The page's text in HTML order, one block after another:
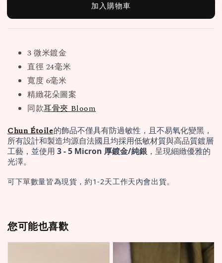
加入購物車
3 微米鍍金
直徑 24毫米
寬度 6毫米
精緻花朵圖案
同款耳骨夾 Bloom
Chun Étoile的飾品不僅具有防過敏性，且不易氧化變黑，
所有設計和製造均源自法國且均採用低敏材質與高品質鍍層
工藝，並使用 3 - 5 Micron 厚鍍金/純銀 ，呈現細緻優雅的
光澤。
可下單數量皆為現貨，約1-2天工作天內會出貨。
您可能也喜歡